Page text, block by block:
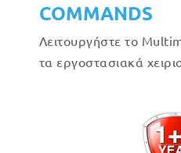
COMMANDS
Λειτουργήστε το
τα εργοστασιακά